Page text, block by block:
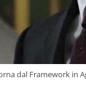
dal Framework in